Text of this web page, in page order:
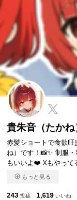
貴朱音（たかね
赤髪ショートで食欲
ね）です！📸✨ 制服
もいいよ❤️ Xもやって
もっと見る
243 投稿 1,619 いいね